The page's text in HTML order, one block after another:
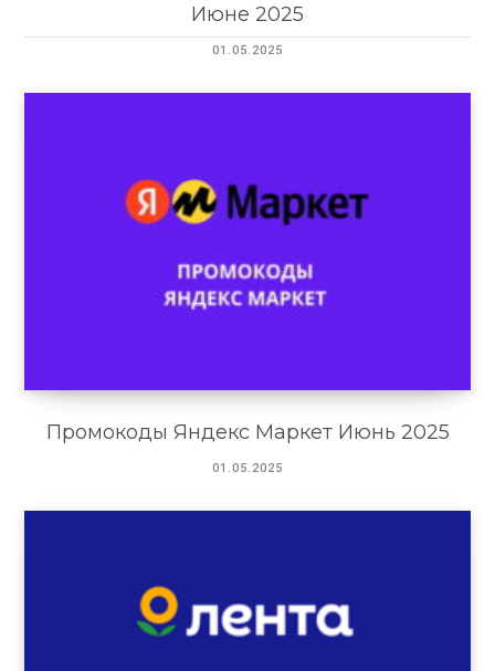
Июне 2025
01.05.2025
Промокоды Яндекс Маркет Июнь 2025
01.05.2025